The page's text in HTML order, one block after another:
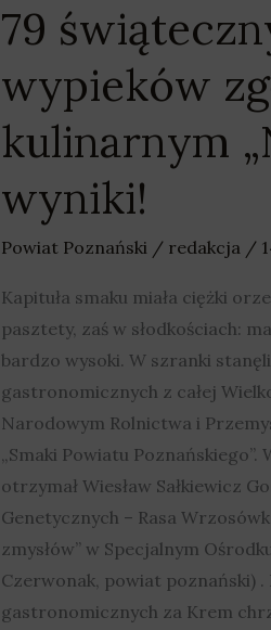
79
wypieków
kulinarnym
wyniki!
Powiat Poznański/ redakcja /
Kapituła smaku miała ciężki
pasztety, zaś w słodkościach:
bardzo wysoki. W szranki
gastronomicznych z całej
Narodowym Rolnictwa i
„Smaki Powiatu
otrzymał Wiesław Sałkiewicz
Genetycznych – Rasa
zmysłów” w Specjalnym
Czerwonak, powiat poznański) .
gastronomicznych za Krem